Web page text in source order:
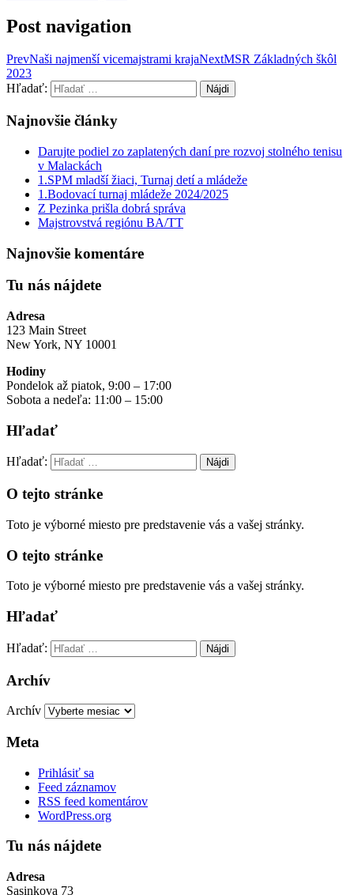
Post navigation
PrevNaši najmenší vicemajstrami krajaNextMSR Základných škôl
2023
Hľadať:
Najnovšie články
Darujte podiel zo zaplatených daní pre rozvoj stolného tenisu
v Malackách
1.SPM mladší žiaci, Turnaj detí a mládeže
1.Bodovací turnaj mládeže 2024/2025
Z Pezinka prišla dobrá správa
Majstrovstvá regiónu BA/TT
Najnovšie komentáre
Tu nás nájdete
Adresa
123 Main Street
New York, NY 10001
Hodiny
Pondelok až piatok, 9:00 – 17:00
Sobota a nedeľa: 11:00 – 15:00
Hľadať
Hľadať:
O tejto stránke
Toto je výborné miesto pre predstavenie vás a vašej stránky.
O tejto stránke
Toto je výborné miesto pre predstavenie vás a vašej stránky.
Hľadať
Hľadať:
Archív
Archív
Meta
Prihlásiť sa
Feed záznamov
RSS feed komentárov
WordPress.org
Tu nás nájdete
Adresa
Sasinkova 73